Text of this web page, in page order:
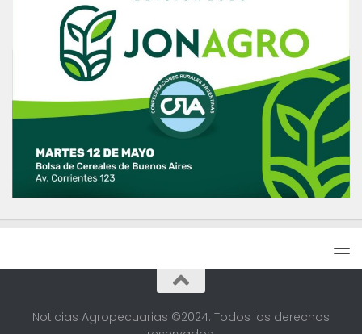
Noticias Agropecuarias ©2024. Todos los derechos